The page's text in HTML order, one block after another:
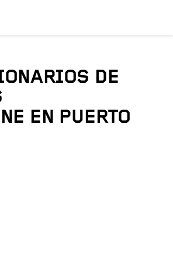
DE
EN PUERTO